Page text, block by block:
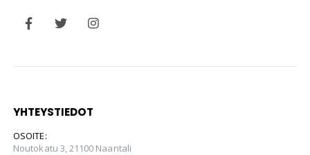
YHTEYSTIEDOT
OSOITE:
Noutokatu 3, 21100 Naantali